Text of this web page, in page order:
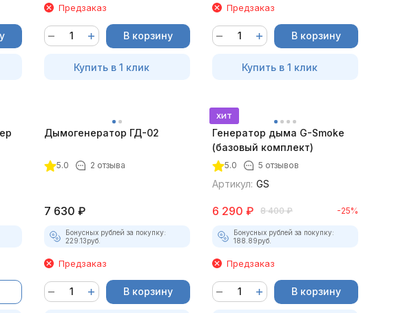
Предзаказ
В корзину
Купить в 1 клик
Предзаказ
В корзину
Купить в 1 клик
Дымогенератор ГД-02
5.0 2 отзыва
7 630 ₽
Бонусных рублей за покупку:
229.13руб.
Предзаказ
В корзину
хит
Генератор дыма G-Smoke
(базовый комплект)
5.0 5 отзывов
Артикул: GS
6 290 ₽ 8 400 ₽ -25%
Бонусных рублей за покупку:
188.89руб.
Предзаказ
В корзину